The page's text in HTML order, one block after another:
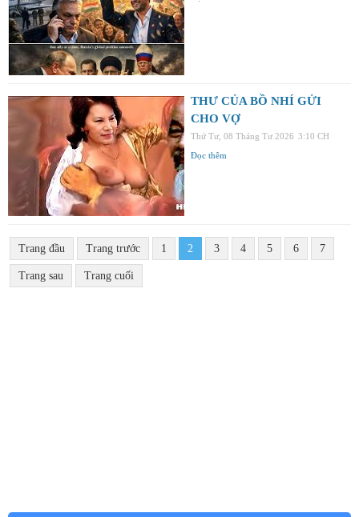
THƯ CỦA BỒ NHÍ GỬI
CHO VỢ
Thứ Tư, 08 Tháng Tư 2026 3:10 CH
Đọc thêm
Trang đầu Trang trước 1 2 3 4 5 6 7
Trang sau Trang cuối